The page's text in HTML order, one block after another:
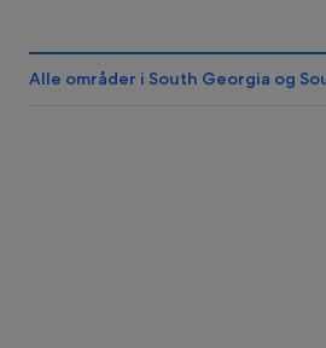
Alle områder i South Georgia og